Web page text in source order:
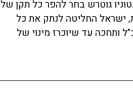
גוטרש בחר להפר כל תקן של
ישראל החליטה לנתק את כל
ותחכה עד שיוכרז מינוי של